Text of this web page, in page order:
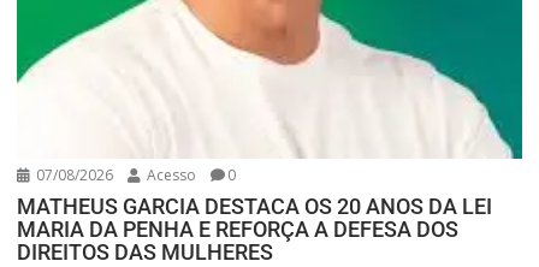
07/08/2026 Acesso 0
MATHEUS GARCIA DESTACA OS 20 ANOS DA LEI
MARIA DA PENHA E REFORÇA A DEFESA DOS
DIREITOS DAS MULHERES